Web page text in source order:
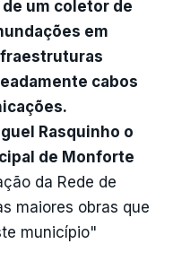
um coletor de
em
cabos
Rasquinho o
de Monforte
da Rede de
maiores obras que
município"